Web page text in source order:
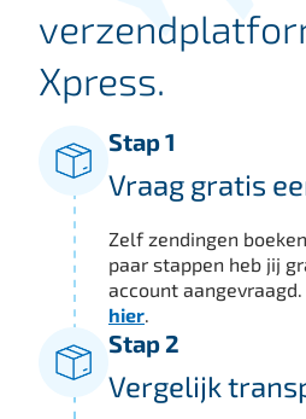
Xpress.
Stap 1
Vraag gratis
Zelf zendingen
paar stappen heb jij
account aangevraagd.
hier.
Stap 2
Vergelijk